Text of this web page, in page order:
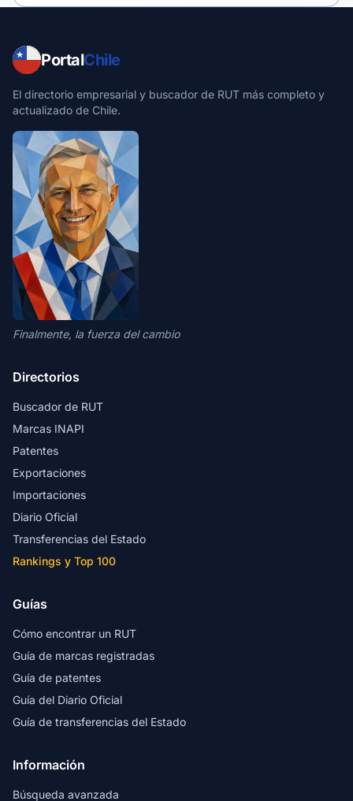
PortalChile
El directorio empresarial y buscador de RUT más completo y
actualizado de Chile.
Finalmente, la fuerza del cambio
Directorios
Buscador de RUT
Marcas INAPI
Patentes
Exportaciones
Importaciones
Diario Oficial
Transferencias del Estado
Rankings y Top 100
Guías
Cómo encontrar un RUT
Guía de marcas registradas
Guía de patentes
Guía del Diario Oficial
Guía de transferencias del Estado
Información
Búsqueda avanzada